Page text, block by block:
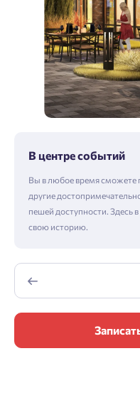
В центре событий
Вы в любое время сможете
другие
пешей доступности. Здесь
свою историю.